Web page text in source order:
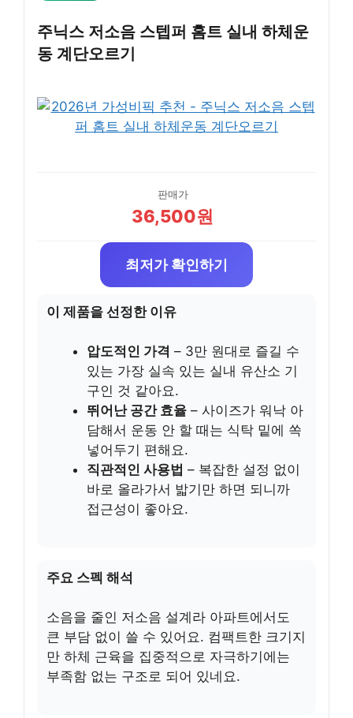
주닉스 저소음 스텝퍼 홈트 실내 하체운
동 계단오르기
판매가
36,500원
최저가 확인하기
이 제품을 선정한 이유
압도적인 가격 – 3만 원대로 즐길 수
있는 가장 실속 있는 실내 유산소 기
구인 것 같아요.
뛰어난 공간 효율 – 사이즈가 워낙 아
담해서 운동 안 할 때는 식탁 밑에 쏙
넣어두기 편해요.
직관적인 사용법 – 복잡한 설정 없이
바로 올라가서 밟기만 하면 되니까
접근성이 좋아요.
주요 스펙 해석
소음을 줄인 저소음 설계라 아파트에서도
큰 부담 없이 쓸 수 있어요. 컴팩트한 크기지
만 하체 근육을 집중적으로 자극하기에는
부족함 없는 구조로 되어 있네요.